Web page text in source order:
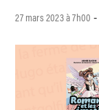
27 mars 2023 à 7h00 -